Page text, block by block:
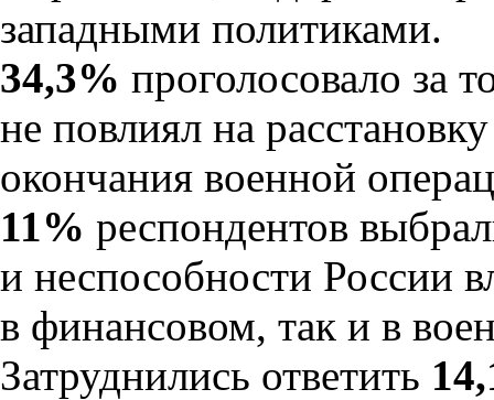
западными политиками.
34,3% проголосовало за
не повлиял на
окончания военной
11% респондентов
и неспособности России
в финансовом, так и в
Затруднились ответить